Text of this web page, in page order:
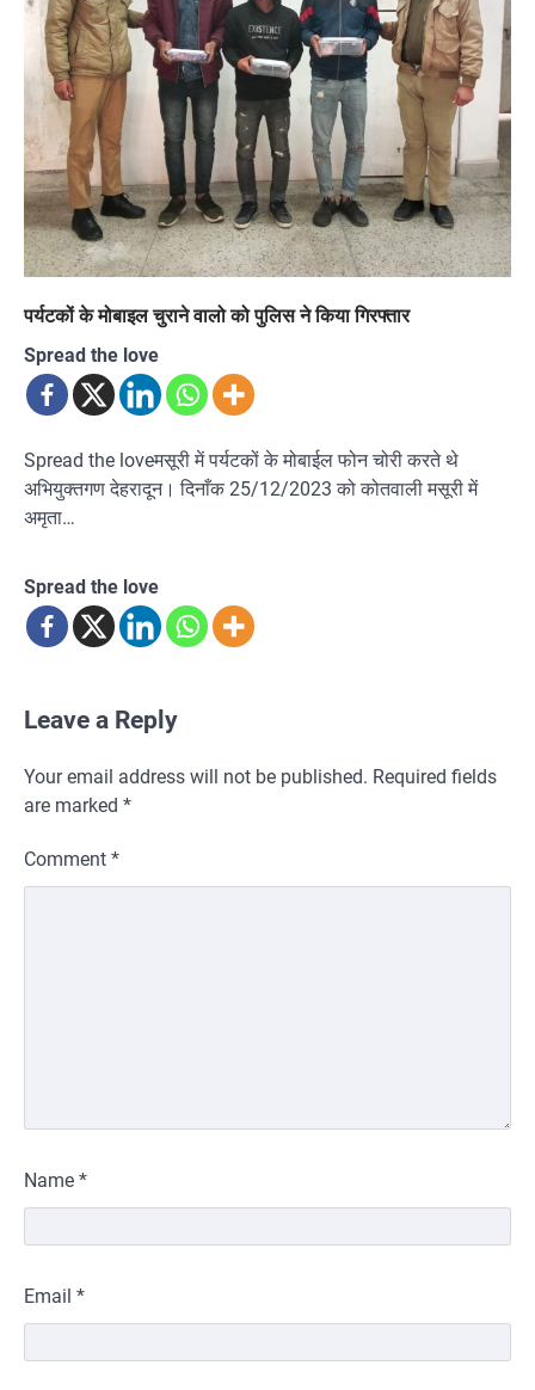
पर्यटकों के मोबाइल चुराने वालो को पुलिस ने किया गिरफ्तार
Spread the love
Spread the loveमसूरी में पर्यटकों के मोबाईल फोन चोरी करते थे
अभियुक्तगण देहरादून। दिनाँक 25/12/2023 को कोतवाली मसूरी में
अमृता…
Spread the love
Leave a Reply
Your email address will not be published. Required fields
are marked *
Comment *
Name *
Email *